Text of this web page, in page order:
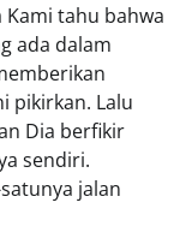
tahu bahwa
ada dalam
pikirkan. Lalu
Dia berfikir
sendiri.
jalan